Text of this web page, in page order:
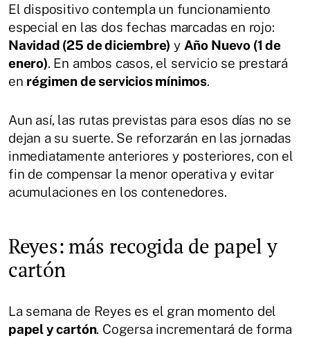
El dispositivo contempla un funcionamiento
especial en las dos fechas marcadas en rojo:
Navidad (25 de diciembre) y Año Nuevo (1 de
enero). En ambos casos, el servicio se prestará
en régimen de servicios mínimos.
Aun así, las rutas previstas para esos días no se
dejan a su suerte. Se reforzarán en las jornadas
inmediatamente anteriores y posteriores, con el
fin de compensar la menor operativa y evitar
acumulaciones en los contenedores.
Reyes: más recogida de papel y
cartón
La semana de Reyes es el gran momento del
papel y cartón. Cogersa incrementará de forma